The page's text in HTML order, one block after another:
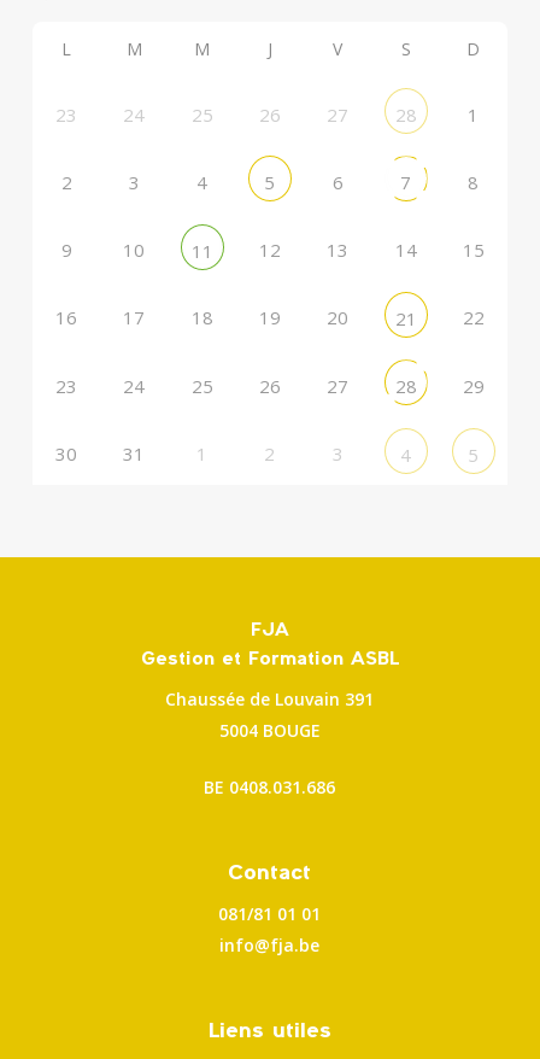
L M M J V S D
23 24 25 26 27 28 1
2 3 4 5 6 7 8
9 10 11 12 13 14 15
16 17 18 19 20 21 22
23 24 25 26 27 28 29
30 31 1 2 3 4 5
FJA
Gestion et Formation ASBL
Chaussée de Louvain 391
5004 BOUGE
BE 0408.031.686
Contact
081/81 01 01
info@fja.be
Liens utiles